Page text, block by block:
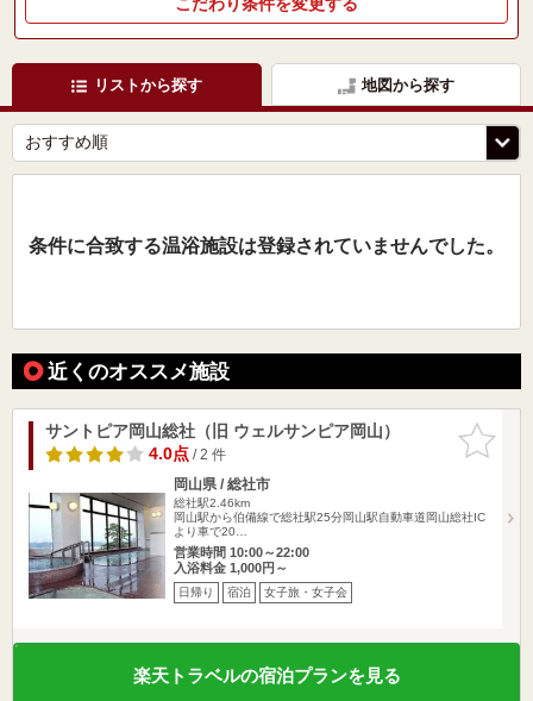
リストから探す 地図から探す
条件に合致する温浴施設は登録されていませんでした。
近くのオススメ施設
お気に入
りに追加
サントピア岡山総社（旧 ウェルサンピア岡山）
4.0点/ 2 件
岡山県 / 総社市
総社駅2.46km
岡山駅から伯備線で総社駅25分岡山駅自動車道岡山総社IC
より車で20…
営業時間 10:00～22:00
入浴料金 1,000円～
日帰り 宿泊 女子旅・女子会
楽天トラベルの宿泊プランを見る